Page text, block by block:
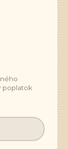
poplatok